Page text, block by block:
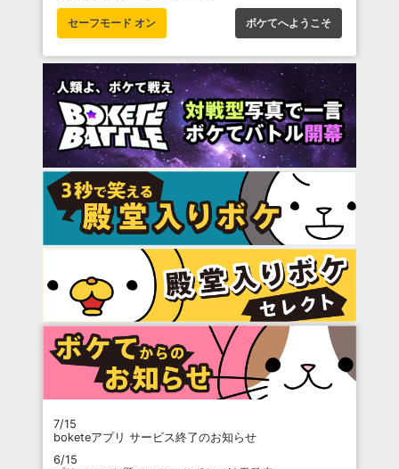
セーフモード オン ボケてへようこそ
7/15
boketeアプリ サービス終了のお知らせ
6/15